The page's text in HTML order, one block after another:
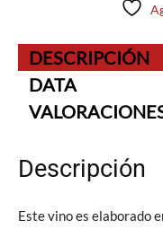
DESCRIPCIÓN
DATA
Descripción
Este vino es elaborado